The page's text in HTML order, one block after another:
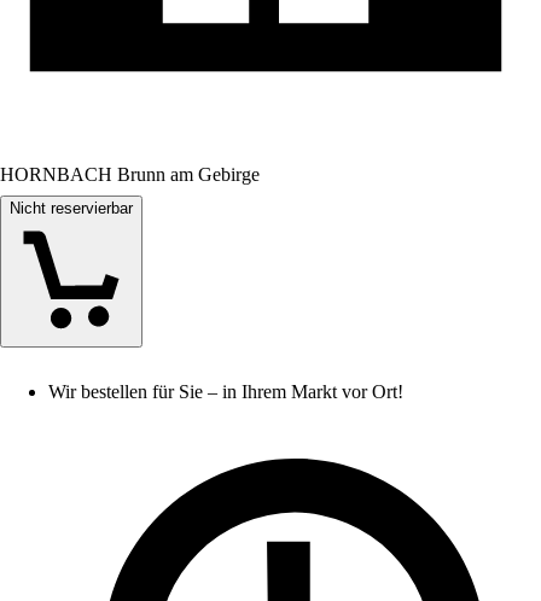
HORNBACH Brunn am Gebirge
Nicht reservierbar
Wir bestellen für Sie – in Ihrem Markt vor Ort!